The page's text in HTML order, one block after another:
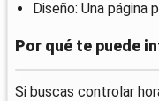
Diseño: Una página
Por qué te puede
Si buscas controlar